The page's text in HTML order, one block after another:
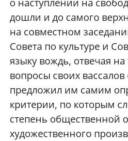
о наступлении на
дошли и до самого
на совместном
Совета по культуре и
языку вождь, отвечая
вопросы своих вассалов
предложил им самим
критерии, по которым
степень общественной
художественного